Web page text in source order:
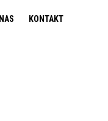
KONTAKT